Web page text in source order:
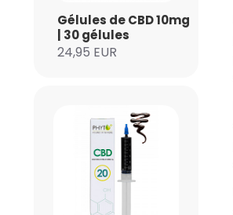
Gélules de CBD 10mg
| 30 gélules
24,95 EUR